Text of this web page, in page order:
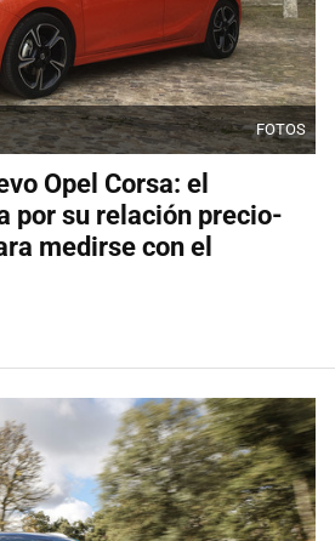
FOTOS
Opel Corsa: el
por su relación precio-
medirse con el